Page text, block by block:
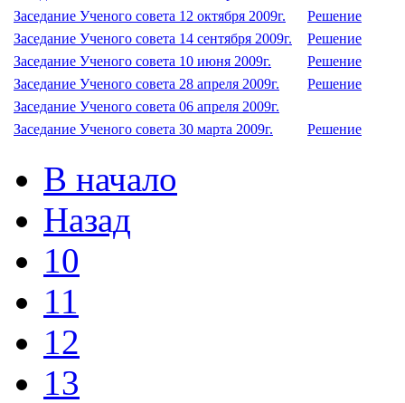
Заседание Ученого совета 12 октября 2009г.
Решение
Заседание Ученого совета 14 сентября 2009г.
Решение
Заседание Ученого совета 10 июня 2009г.
Решение
Заседание Ученого совета 28 апреля 2009г.
Решение
Заседание Ученого совета 06 апреля 2009г.
Заседание Ученого совета 30 марта 2009г.
Решение
В начало
Назад
10
11
12
13